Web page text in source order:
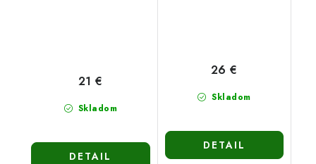
Skladom
21 €
DETAIL
Skladom
26 €
DETAIL